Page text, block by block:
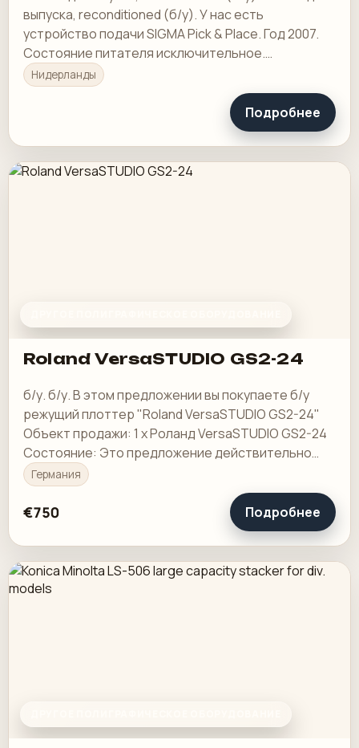
выпуска, reconditioned (б/у). У нас есть
устройство подачи SIGMA Pick & Place. Год 2007.
Состояние питателя исключительное.
Используется не очень часто.
Нидерланды
Подробнее
Roland VersaSTUDIO GS2-24
б/у. б/у. В этом предложении вы покупаете б/у
режущий плоттер "Roland VersaSTUDIO GS2-24"
Объект продажи: 1 х Роланд VersaSTUDIO GS2-24
Состояние: Это предложение действительно
для бывшего в употреблении устройства, на
котором…
Германия
€750 Подробнее